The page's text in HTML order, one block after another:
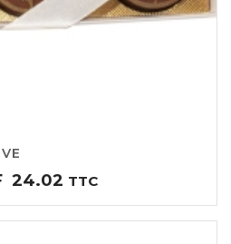
24.02 Plage
de
prix :
TTC